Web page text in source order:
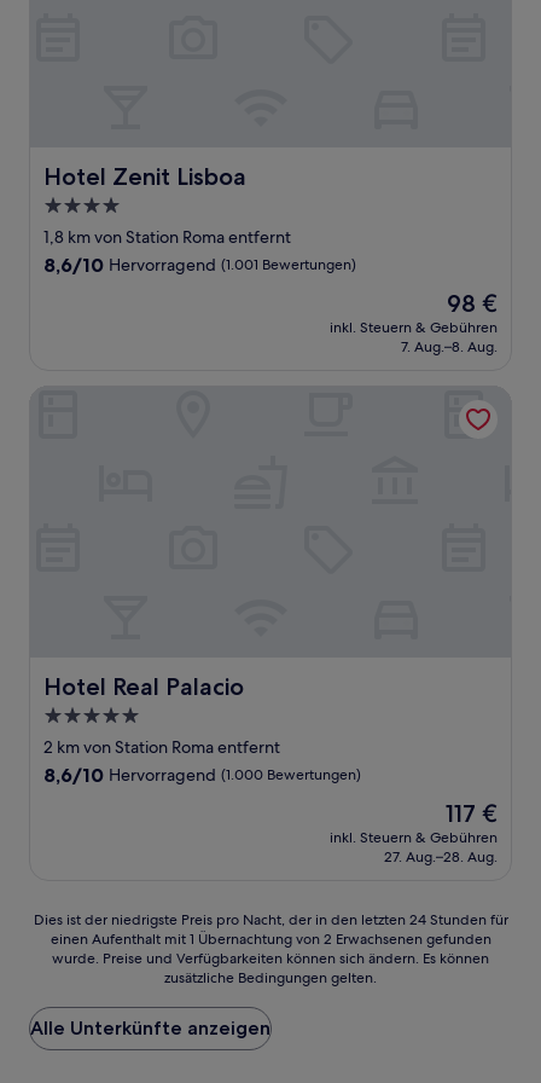
Hotel Zenit Lisboa
Hotel Zenit Lisboa
4.0-
Sterne-
Unterkunft
1,8 km von Station Roma entfernt
8.6
8,6/10 Hervorragend (1.001 Bewertungen)
Der
Preis
beträgt
98 €
inkl. Steuern & Gebühren
7. Aug.–8. Aug.
Hotel Real Palacio
Hotel Real Palacio
5.0-
Sterne-
Unterkunft
2 km von Station Roma entfernt
8.6
8,6/10 Hervorragend (1.000 Bewertungen)
Der
Preis
beträgt
117 €
inkl. Steuern & Gebühren
27. Aug.–28. Aug.
Dies
der
Preis
pro
Nacht,
Dies ist der niedrigste Preis pro Nacht, der in den letzten 24 Stunden für
einen Aufenthalt mit 1 Übernachtung von 2 Erwachsenen gefunden
wurde. Preise und Verfügbarkeiten können sich ändern. Es können
zusätzliche Bedingungen gelten.
Alle Unterkünfte anzeigen